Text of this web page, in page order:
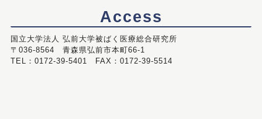
Access
国立大学法人 弘前大学被ばく医療総合研究所
〒036-8564 青森県弘前市本町66-1
TEL：0172-39-5401 FAX：0172-39-5514